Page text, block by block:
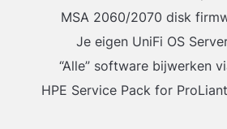
MSA 2060/2070 disk
Je eigen UniFi OS
“Alle” software bijwerken
HPE Service Pack for